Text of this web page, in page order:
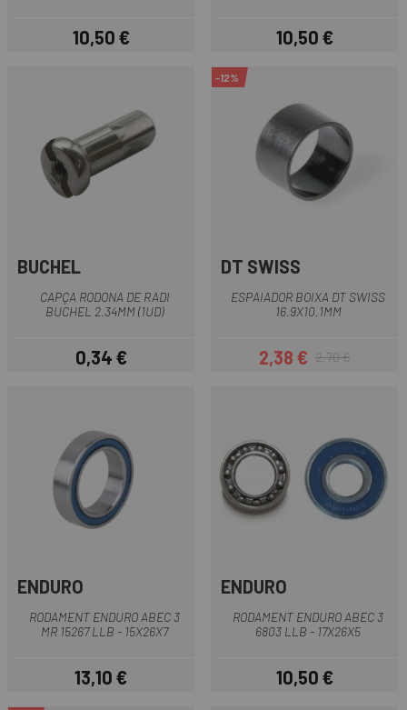
Preu
10,50 € Preu
10,50 €
BUCHEL
CAPÇA RODONA DE RADI
BUCHEL 2.34MM (1UD)
Preu
0,34 €
-12%
DT SWISS
ESPAIADOR BOIXA DT SWISS
16.9X10.1MM
Preu
2,38 €Preu regular
2,70 €
ENDURO
RODAMENT ENDURO ABEC 3
MR 15267 LLB - 15X26X7
Preu
13,10 €
ENDURO
RODAMENT ENDURO ABEC 3
6803 LLB - 17X26X5
Preu
10,50 €